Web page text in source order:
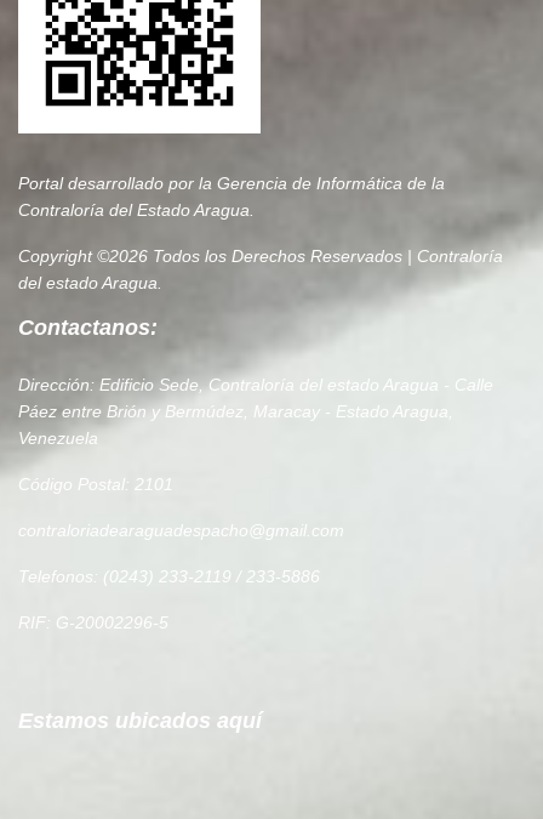
Portal desarrollado por la Gerencia de Informática de la
Contraloría del Estado Aragua.
Copyright ©2026 Todos los Derechos Reservados | Contraloría
del estado Aragua.
Contactanos:
Dirección: Edificio Sede, Contraloría del estado Aragua - Calle
Páez entre Brión y Bermúdez, Maracay - Estado Aragua,
Venezuela
Código Postal: 2101
contraloriadearaguadespacho@gmail.com
Telefonos: (0243) 233-2119 / 233-5886
RIF: G-20002296-5
Estamos ubicados aquí